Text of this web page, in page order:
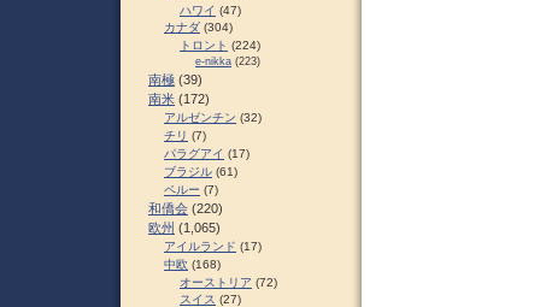
ハワイ (47)
カナダ (304)
トロント (224)
e-nikka (223)
南極 (39)
南米 (172)
アルゼンチン (32)
チリ (7)
パラグアイ (17)
ブラジル (61)
ペルー (7)
和僑会 (220)
欧州 (1,065)
アイルランド (17)
中欧 (168)
オーストリア (72)
スイス (27)